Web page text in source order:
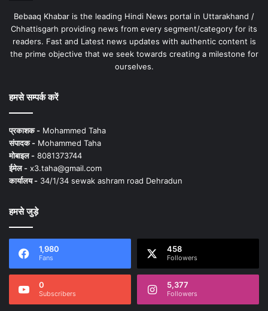
Bebaaq Khabar is the leading Hindi News portal in Uttarakhand /
Chhattisgarh providing news from every segment/category for its
readers. Fast and Latest news updates with authentic content is
the prime objective that we seek towards creating a milestone for
ourselves.
हमसे सम्पर्क करें
प्रकाशक - Mohammed Taha
संपादक - Mohammed Taha
मोबाइल - 8081373744
ईमेल - x3.taha@gmail.com
कार्यालय - 34/1/34 sewak ashram road Dehradun
हमसे जुड़े
1,980
Fans
458
Followers
0
Subscribers
5,377
Followers